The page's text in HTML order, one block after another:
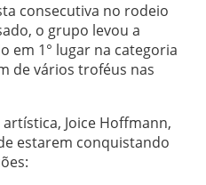
consecutiva no rodeio
o grupo levou a
em 1° lugar na categoria
de vários troféus nas
Joice Hoffmann,
estarem conquistando